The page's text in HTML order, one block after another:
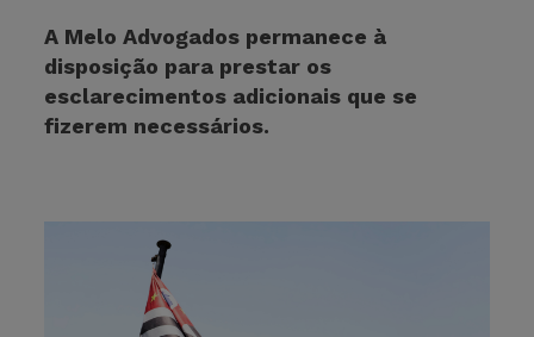
A Melo Advogados permanece à
disposição para prestar os
esclarecimentos adicionais que se
fizerem necessários.